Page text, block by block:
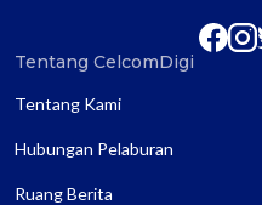
Tentang CelcomDigi
Tentang Kami
Hubungan Pelaburan
Ruang Berita